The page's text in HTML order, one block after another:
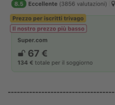
-----------------------------------